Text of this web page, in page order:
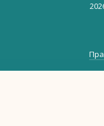
Политика